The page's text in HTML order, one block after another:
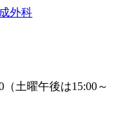
土曜午後は15:00～